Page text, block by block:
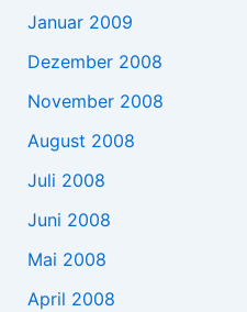
Januar 2009
Dezember 2008
November 2008
August 2008
Juli 2008
Juni 2008
Mai 2008
April 2008